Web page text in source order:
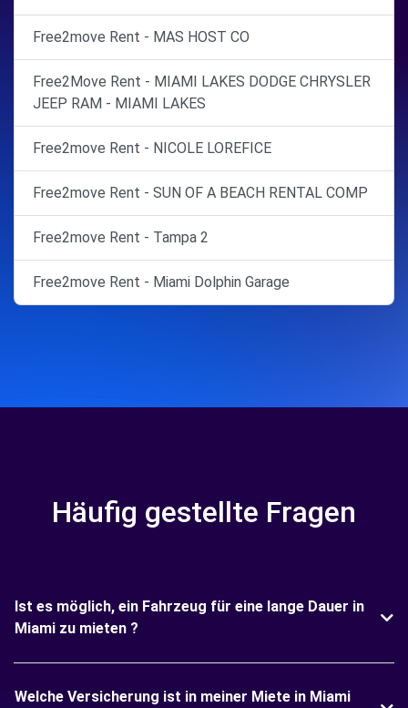
Free2move Rent - MAS HOST CO
Free2Move Rent - MIAMI LAKES DODGE CHRYSLER
JEEP RAM - MIAMI LAKES
Free2move Rent - NICOLE LOREFICE
Free2move Rent - SUN OF A BEACH RENTAL COMP
Free2move Rent - Tampa 2
Free2move Rent - Miami Dolphin Garage
Häufig gestellte Fragen
Ist es möglich, ein Fahrzeug für eine lange Dauer in
Miami zu mieten ?
Welche Versicherung ist in meiner Miete in Miami